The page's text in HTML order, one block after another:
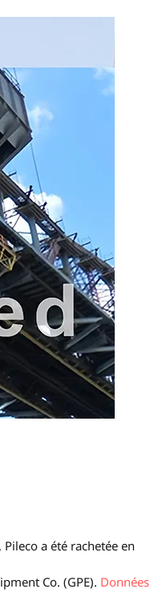
a été rachetée en
Co. (GPE). Données